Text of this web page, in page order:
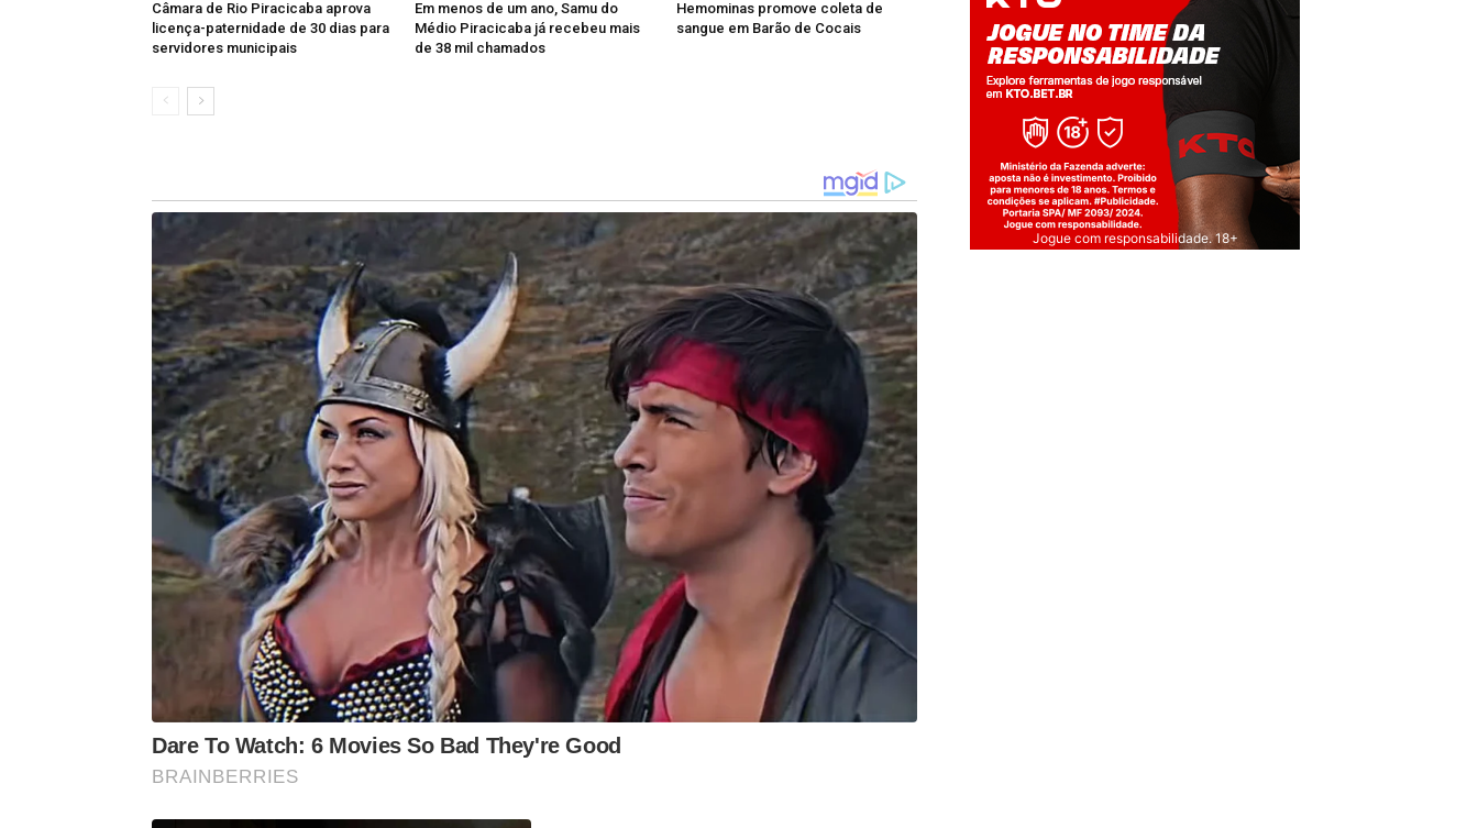
Câmara de Rio Piracicaba aprova
licença-paternidade de 30 dias para
servidores municipais
Em menos de um ano, Samu do
Médio Piracicaba já recebeu mais
de 38 mil chamados
Hemominas promove coleta de
sangue em Barão de Cocais
Dare To Watch: 6 Movies So Bad They're Good
BRAINBERRIES
Jogue com responsabilidade. 18+